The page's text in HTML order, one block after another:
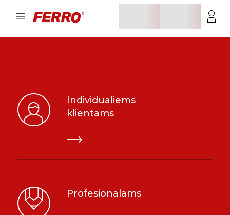
Individualiems
klientams
Profesionalams